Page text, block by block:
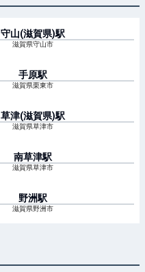
守山(滋賀県)駅
滋賀県守山市
手原駅
滋賀県栗東市
草津(滋賀県)駅
滋賀県草津市
南草津駅
滋賀県草津市
野洲駅
滋賀県野洲市